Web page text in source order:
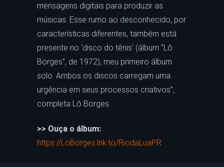
mensagens digitais para produzir as
músicas. Esse rumo ao desconhecido, por
características diferentes, também está
presente no ‘disco do tênis’ (álbum “Lô
Borges”, de 1972), meu primeiro álbum
solo. Ambos os discos carregam uma
urgência em seus processos criativos”,
completa Lô Borges.
>> Ouça o álbum:
https://LoBorges.lnk.to/RiodaLuaPR